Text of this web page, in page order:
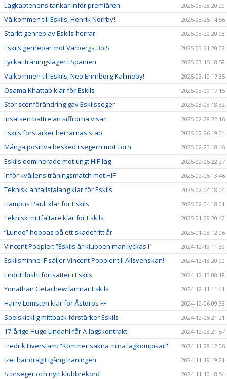
Lagkaptenens tankar inför premiären 2025-03-28 20:29
Välkommen till Eskils, Henrik Norrby! 2025-03-25 14:56
Starkt genrep av Eskils herrar 2025-03-22 20:08
Eskils genrepar mot Varbergs BoIS 2025-03-21 20:09
Lyckat träningsläger i Spanien 2025-03-15 18:59
Välkommen till Eskils, Neo Ehrnborg Kallmeby! 2025-03-10 17:35
Osama Khattab klar för Eskils 2025-03-09 17:15
Stor scenförändring gav Eskilsseger 2025-03-08 18:32
Insatsen bättre än siffrorna visar 2025-02-28 22:16
Eskils förstärker herrarnas stab 2025-02-26 19:04
Många positiva besked i segern mot Torn 2025-02-23 18:46
Eskils dominerade mot ungt HIF-lag 2025-02-05 22:27
Inför kvällens träningsmatch mot HIF 2025-02-05 13:46
Teknisk anfallstalang klar för Eskils 2025-02-04 18:04
Hampus Pauli klar för Eskils 2025-02-04 18:01
Teknisk mittfältare klar för Eskils 2025-01-09 20:42
”Lunde” hoppas på ett skadefritt år 2025-01-08 12:06
Vincent Poppler: ”Eskils är klubben man lyckas i" 2024-12-19 11:39
Eskilsminne IF säljer Vincent Poppler till Allsvenskan! 2024-12-18 20:00
Endrit Ibishi fortsätter i Eskils 2024-12-13 08:18
Yonathan Getachew lämnar Eskils 2024-12-11 11:41
Harry Lomsten klar för Åstorps FF 2024-12-06 09:33
Spelskicklig mittback förstärker Eskils 2024-12-05 21:21
17-årige Hugo Lindahl får A-lagskontrakt 2024-12-03 21:57
Fredrik Liverstam: ”Kommer sakna mina lagkompisar" 2024-11-28 12:06
Izet har dragit igång träningen 2024-11-19 19:21
Storseger och nytt klubbrekord 2024-11-10 18:54